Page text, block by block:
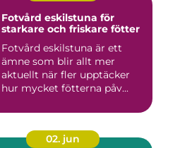
Fotvård eskilstuna för
starkare och friskare fötter
Fotvård eskilstuna är ett
ämne som blir allt mer
aktuellt när fler upptäcker
hur mycket fötterna påv...
02. jun